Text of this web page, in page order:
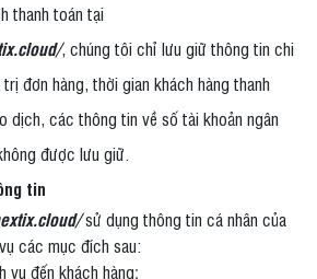
thanh toán tại
, chúng tôi chỉ lưu giữ thông tin chi
đơn hàng, thời gian khách hàng thanh
dịch, các thông tin về số tài khoản ngân
được lưu giữ.
tin
sử dụng thông tin cá nhân của
các mục đích sau:
vụ đến khách hàng;